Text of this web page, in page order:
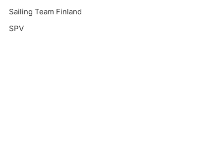
Sailing Team Finland
SPV